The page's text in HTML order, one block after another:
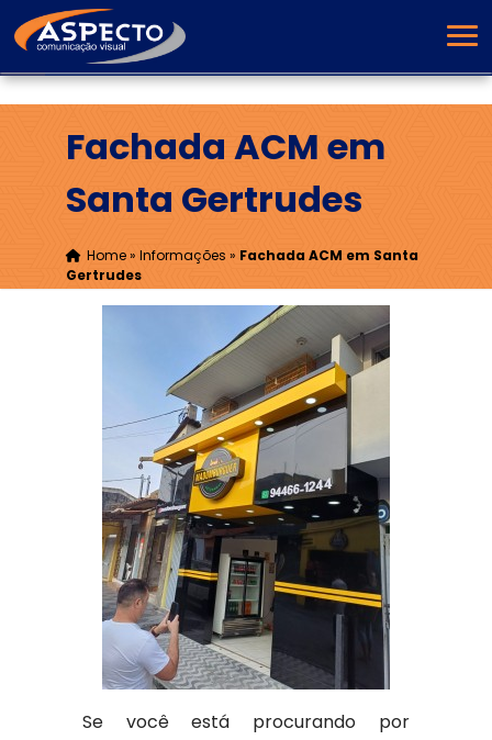
Fachada ACM em
Santa Gertrudes
Home» Informações » Fachada ACM em Santa
Gertrudes
Se você está procurando por